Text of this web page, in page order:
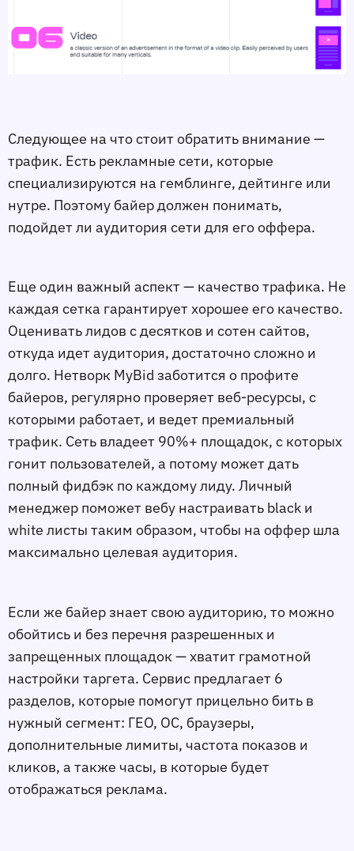
Следующее на что стоит обратить внимание —
трафик. Есть рекламные сети, которые
специализируются на гемблинге, дейтинге или
нутре. Поэтому байер должен понимать,
подойдет ли аудитория сети для его оффера.
Еще один важный аспект — качество трафика. Не
каждая сетка гарантирует хорошее его качество.
Оценивать лидов с десятков и сотен сайтов,
откуда идет аудитория, достаточно сложно и
долго. Нетворк MyBid заботится о профите
байеров, регулярно проверяет веб-ресурсы, с
которыми работает, и ведет премиальный
трафик. Сеть владеет 90%+ площадок, с которых
гонит пользователей, а потому может дать
полный фидбэк по каждому лиду. Личный
менеджер поможет вебу настраивать black и
white листы таким образом, чтобы на оффер шла
максимально целевая аудитория.
Если же байер знает свою аудиторию, то можно
обойтись и без перечня разрешенных и
запрещенных площадок — хватит грамотной
настройки таргета. Сервис предлагает 6
разделов, которые помогут прицельно бить в
нужный сегмент: ГЕО, ОС, браузеры,
дополнительные лимиты, частота показов и
кликов, а также часы, в которые будет
отображаться реклама.